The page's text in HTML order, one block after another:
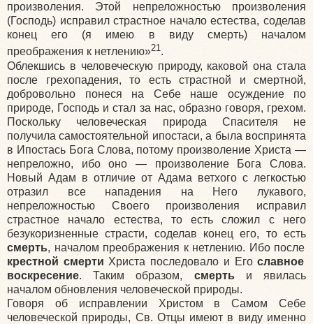
произволения. Этой непреложностью произволения
(Господь) исправил страстное начало естества, соделав
конец его (я имею в виду смерть) началом
преображения к нетлению»21.
Облекшись в человеческую природу, каковой она стала
после грехопадения, то есть страстной и смертной,
добровольно понеся на Себе наше осуждение по
природе, Господь и стал за нас, образно говоря, грехом.
Поскольку человеческая природа Спасителя не
получила самостоятельной ипостаси, а была воспринята
в Ипостась Бога Слова, потому произволение Христа —
непреложно, ибо оно — произволение Бога Слова.
Новый Адам в отличие от Адама ветхого с легкостью
отразил все нападения на Него лукавого,
непреложностью Своего произволения исправил
страстное начало естества, то есть сложил с него
безукоризненные страсти, соделав конец его, то есть
смерть, началом преображения к нетлению. Ибо после
крестной смерти Христа последовало и Егославное
воскресение. Таким образом, смертьи явилась
началом обновления человеческой природы.
Говоря об исправлении Христом в Самом Себе
человеческой природы, Св. Отцы имеют в виду именно